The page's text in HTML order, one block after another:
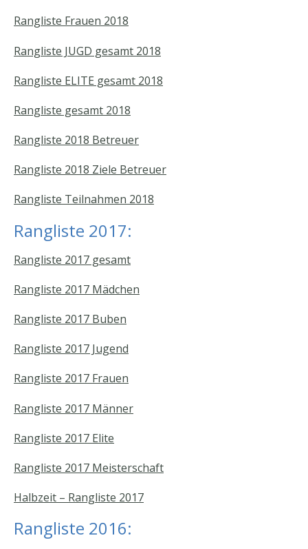
Rangliste Frauen 2018
Rangliste JUGD gesamt 2018
Rangliste ELITE gesamt 2018
Rangliste gesamt 2018
Rangliste 2018 Betreuer
Rangliste 2018 Ziele Betreuer
Rangliste Teilnahmen 2018
Rangliste 2017:
Rangliste 2017 gesamt
Rangliste 2017 Mädchen
Rangliste 2017 Buben
Rangliste 2017 Jugend
Rangliste 2017 Frauen
Rangliste 2017 Männer
Rangliste 2017 Elite
Rangliste 2017 Meisterschaft
Halbzeit – Rangliste 2017
Rangliste 2016: